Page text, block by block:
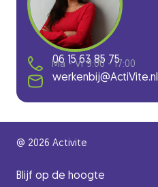
06 15 63 85 75
Ma - Vr 9:00 - 17:00
werkenbij@ActiVite.nl
@ 2026 Activite
Blijf op de hoogte